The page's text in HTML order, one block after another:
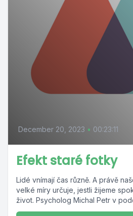
December 20, 2023 • 00:23:11
Efekt staré fotky
Lidé vnímají čas různě. A právě
velké míry určuje, jestli žijeme
život. Psycholog Michal Petr v